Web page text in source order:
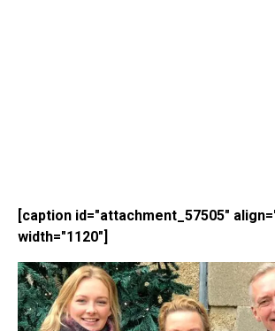
[caption id="attachment_57505"
width="1120"]